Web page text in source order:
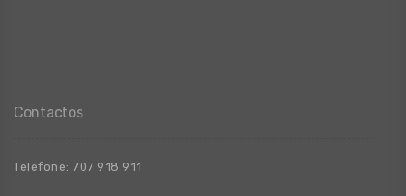
Contactos
Telefone: 707 918 911